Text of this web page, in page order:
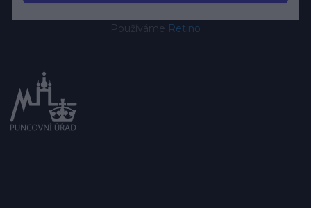
Používáme Retino